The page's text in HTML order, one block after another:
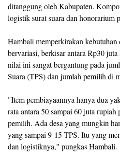
ditanggung oleh Kabupaten.
logistik surat suara dan honorarium
Hambali memperkirakan kebutuhan
bervariasi, berkisar antara Rp30
nilai ini sangat bergantung pada
Suara (TPS) dan jumlah pemilih di
"Item pembiayaannya hanya dua
rata antara 50 sampai 60 juta rupiah
pemilih. Ada desa yang mungkin
yang sampai 9-15 TPS. Itu yang
dan logistiknya," pungkas Hambali.